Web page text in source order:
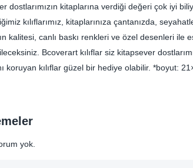
dostlarımızın kitaplarına verdiği değeri çok iyi
kılıflarımız, kitaplarınıza çantanızda,
kalitesi, canlı baskı renkleri ve özel desenleri ile
Bcoverart kılıflar siz kitapsever
koruyan kılıflar güzel bir hediye olabilir. *boyut:
yok.